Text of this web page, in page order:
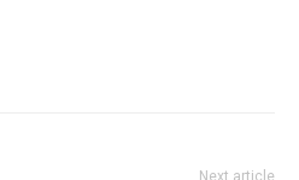
Next article